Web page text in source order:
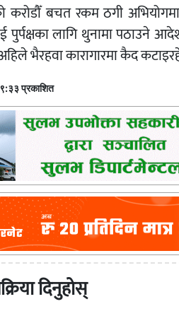
करोडौँ बचत रकम ठगी
लागि थुनामा पठाउने
भैरहवा कारागारमा कैद
प्रकाशित
दिनुहोस्